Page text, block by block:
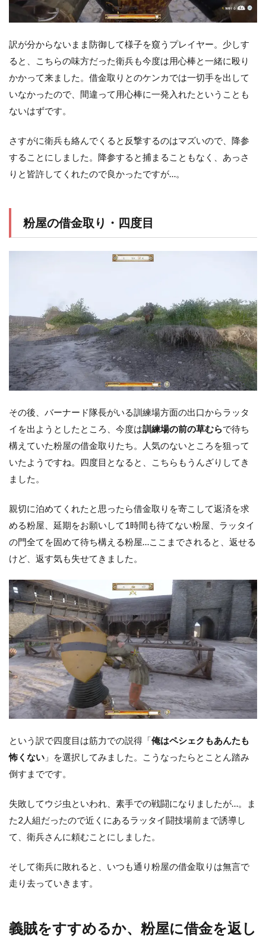
訳が分からないまま防御して様子を窺うプレイヤー。少しす
ると、こちらの味方だった衛兵も今度は用心棒と一緒に殴り
かかって来ました。借金取りとのケンカでは一切手を出して
いなかったので、間違って用心棒に一発入れたということも
ないはずです。
さすがに衛兵も絡んでくると反撃するのはマズいので、降参
することにしました。降参すると捕まることもなく、あっさ
りと皆許してくれたので良かったですが…。
粉屋の借金取り・四度目
その後、バーナード隊長がいる訓練場方面の出口からラッタ
イを出ようとしたところ、今度は訓練場の前の草むらで待ち
構えていた粉屋の借金取りたち。人気のないところを狙って
いたようですね。四度目となると、こちらもうんざりしてき
ました。
親切に泊めてくれたと思ったら借金取りを寄こして返済を求
める粉屋、延期をお願いして1時間も待てない粉屋、ラッタイ
の門全てを固めて待ち構える粉屋…ここまでされると、返せる
けど、返す気も失せてきました。
という訳で四度目は筋力での説得「俺はペシェクもあんたも
怖くない 」を選択してみました。こうなったらとことん踏み
倒すまでです。
失敗してウジ虫といわれ、素手での戦闘になりましたが…。ま
た2人組だったので近くにあるラッタイ闘技場前まで誘導し
て、衛兵さんに頼むことにしました。
そして衛兵に敗れると、いつも通り粉屋の借金取りは無言で
走り去っていきます。
義賊をすすめるか、粉屋に借金を返し